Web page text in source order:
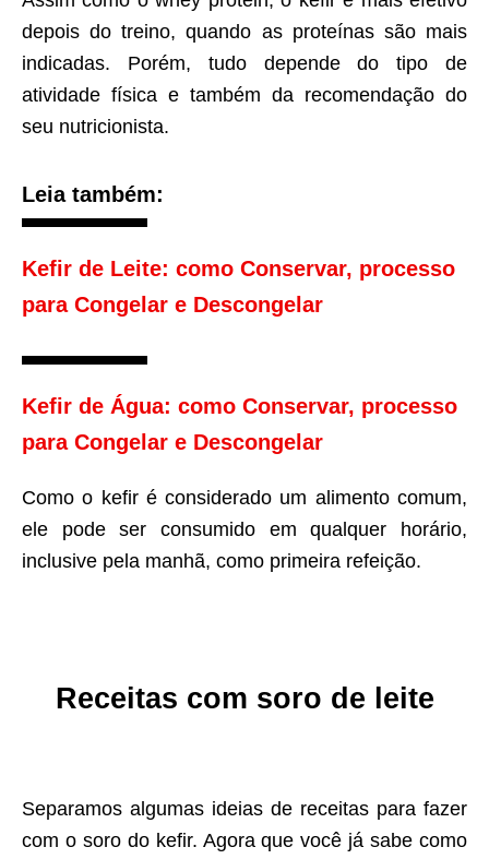
depois do treino, quando as proteínas são mais
indicadas. Porém, tudo depende do tipo de
atividade física e também da recomendação do
seu nutricionista.
Leia também:
Kefir de Leite: como Conservar, processo
para Congelar e Descongelar
Kefir de Água: como Conservar, processo
para Congelar e Descongelar
Como o kefir é considerado um alimento comum,
ele pode ser consumido em qualquer horário,
inclusive pela manhã, como primeira refeição.
Receitas com soro de leite
Separamos algumas ideias de receitas para fazer
com o soro do kefir. Agora que você já sabe como